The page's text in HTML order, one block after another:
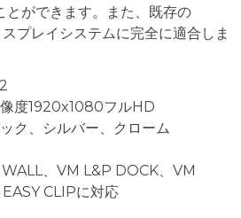
とができます。また、既存の
プレイシステムに完全に適合しま
度1920x1080フルHD
ク、シルバー、クローム
、VM L&P DOCK、VM
CLIPに対応